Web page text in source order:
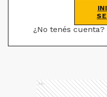
¿No tenés cuenta?
Ads